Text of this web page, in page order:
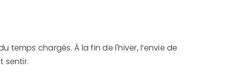
temps chargés. À la fin de l'hiver, l’envie de
sentir.